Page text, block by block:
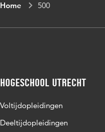
Home 500
Hogeschool Utrecht
Voltijdopleidingen
Deeltijdopleidingen